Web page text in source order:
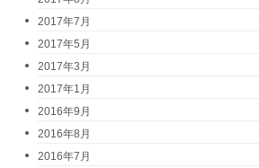
2017年7月
2017年5月
2017年3月
2017年1月
2016年9月
2016年8月
2016年7月